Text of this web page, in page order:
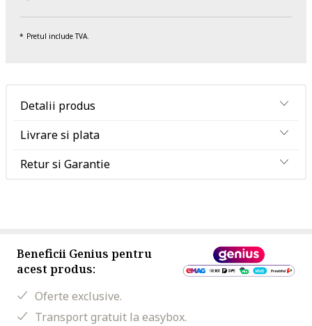
Pretul include TVA.
Detalii produs
Livrare si plata
Retur si Garantie
Beneficii Genius pentru
acest produs:
Oferte exclusive.
Transport gratuit la easybox.